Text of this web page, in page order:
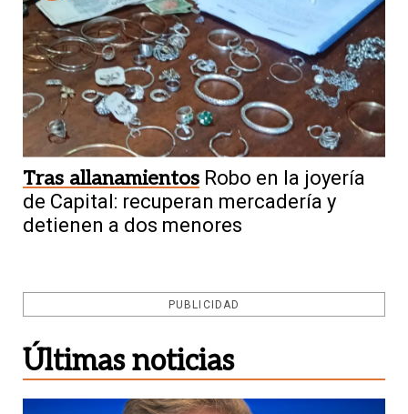
Tras allanamientos Robo en la joyería
de Capital: recuperan mercadería y
detienen a dos menores
PUBLICIDAD
Últimas noticias